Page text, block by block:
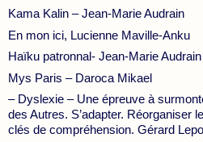
Kama Kalin – Jean-Marie Audrain
En mon ici, Lucienne Maville-Anku
Haïku patronnal- Jean-Marie Audrain
Mys Paris – Daroca Mikael
– Dyslexie – Une épreuve à
des Autres. S’adapter. Réorganiser
clés de compréhension. Gérard